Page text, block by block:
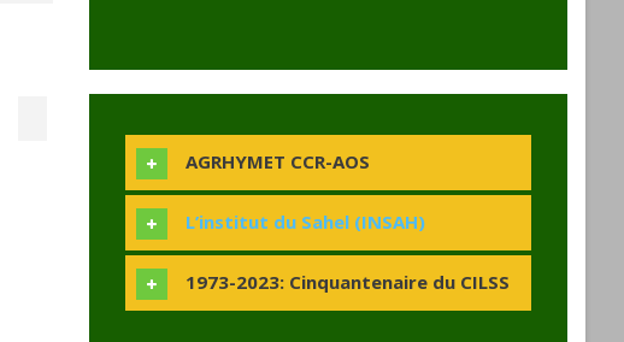
AGRHYMET CCR-AOS
L’institut du Sahel (INSAH)
1973-2023: Cinquantenaire du CILSS